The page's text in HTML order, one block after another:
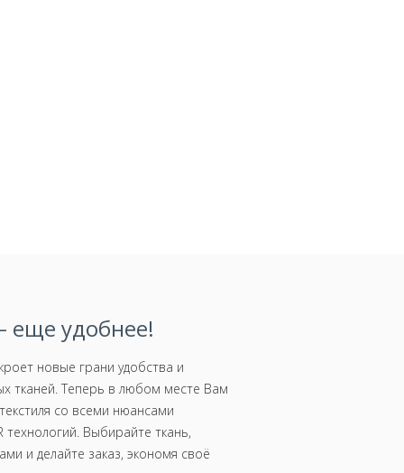
удобнее!
новые грани удобства и
тканей. Теперь в любом месте Вам
со всеми нюансами
Выбирайте ткань,
и делайте заказ, экономя своё